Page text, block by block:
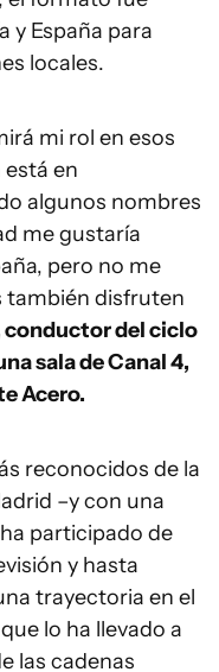
y España para
locales.
mi rol en esos
en
algunos nombres
me gustaría
pero no me
también disfruten
conductor del ciclo
sala de Canal 4,
Acero.
reconocidos de la
–y con una
participado de
y hasta
trayectoria en el
lo ha llevado a
las cadenas